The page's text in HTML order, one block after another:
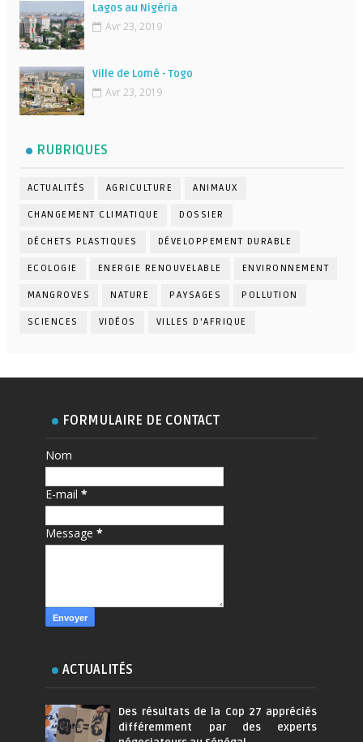
Lagos au Nigéria
Avr 23, 2019
Ville de Lomé - Togo
Avr 23, 2019
RUBRIQUES
ACTUALITÉS AGRICULTURE ANIMAUX
CHANGEMENT CLIMATIQUE DOSSIER
DÉCHETS PLASTIQUES DÉVELOPPEMENT DURABLE
ECOLOGIE ENERGIE RENOUVELABLE ENVIRONNEMENT
MANGROVES NATURE PAYSAGES POLLUTION
SCIENCES VIDÉOS VILLES D'AFRIQUE
FORMULAIRE DE CONTACT
Nom
E-mail*
Message*
ACTUALITÉS
Des résultats de la Cop 27 appréciés
différemment par des experts